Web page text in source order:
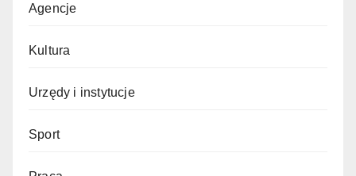
Agencje
Kultura
Urzędy i instytucje
Sport